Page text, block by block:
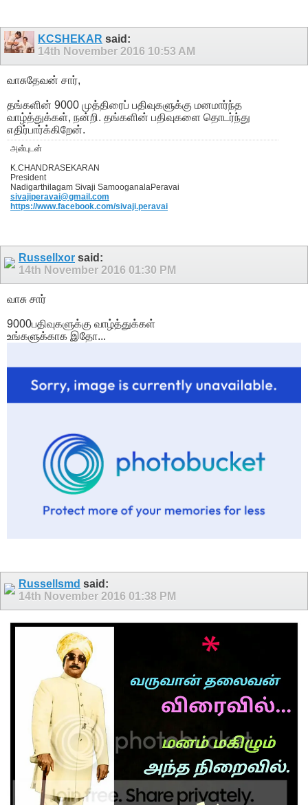
KCSHEKAR said:
14th November 2016 10:53 AM
வாசுதேவன் சார்,
தங்களின் 9000 முத்திரைப் பதிவுகளுக்கு மனமார்ந்த
வாழ்த்துக்கள், நன்றி. தங்களின் பதிவுகளை தொடர்ந்து
எதிர்பார்க்கிறேன்.
அன்புடன்
K.CHANDRASEKARAN
President
Nadigarthilagam Sivaji SamooganalaPeravai
sivajiperavai@gmail.com
https://www.facebook.com/sivaji.peravai
Russellxor said:
14th November 2016 01:30 PM
வாசு சார்
9000பதிவுகளுக்கு வாழ்த்துக்கள்
உங்களுக்காக இதோ...
Russellsmd said:
14th November 2016 01:38 PM